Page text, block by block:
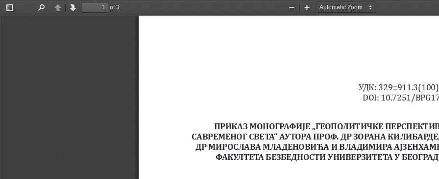
Toggle
PreviousNext
of 3
Zoom
Zoom
УДК:
DOI: 10.7251/
ПРИКАЗ МОНОГРАФИЈЕ „ГЕОПОЛИТИЧКЕ
САВРЕМЕНОГ СВЕТА“ АУТОРА ПРОФ. ДР ЗОРАНА
ДР МИРОСЛАВА МЛАДЕНОВИЋА И ВЛАДИМИРА
ФАКУЛТЕТА БЕЗБЕДНОСТИ УНИВЕРЗИТЕТА У